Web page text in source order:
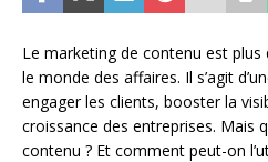
Le marketing de contenu est plus
le monde des affaires. Il s’agit
engager les clients, booster la
croissance des entreprises. Mais
contenu ? Et comment peut-on